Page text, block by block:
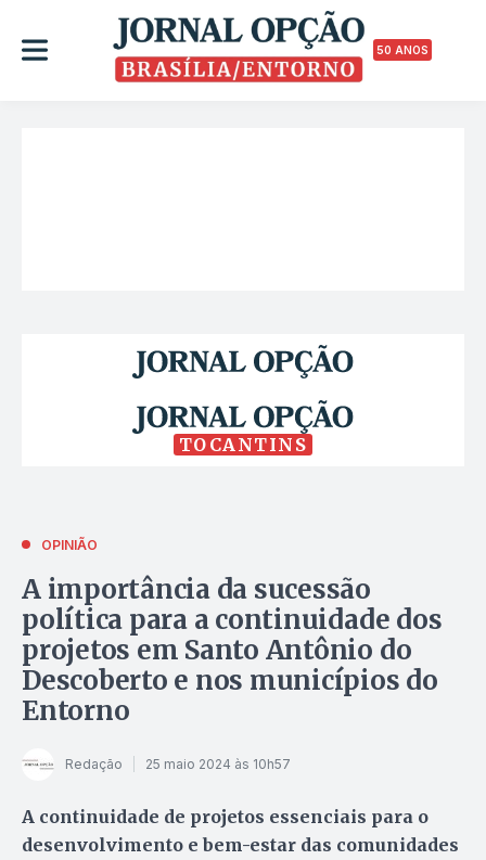
50 ANOS
TOCANTINS
OPINIÃO
A importância da sucessão
política para a continuidade dos
projetos em Santo Antônio do
Descoberto e nos municípios do
Entorno
Redação 25 maio 2024 às 10h57
A continuidade de projetos essenciais para o
desenvolvimento e bem-estar das comunidades